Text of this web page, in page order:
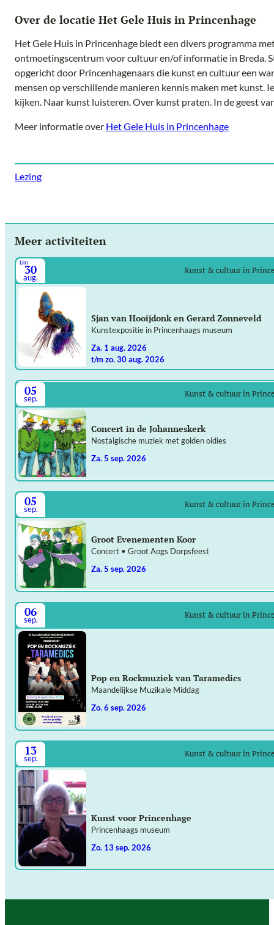
Over de locatie Het Gele Huis in Princenhage
Het Gele Huis in Princenhage biedt een divers programma
ontmoetingscentrum voor cultuur en/of informatie in Breda.
opgericht door Princenhagenaars die kunst en cultuur een
mensen op verschillende manieren kennis maken met kunst.
kijken. Naar kunst luisteren. Over kunst praten. In de geest
Meer informatie over Het Gele Huis in Princenhage
Lezing
Meer activiteiten
t/m
30
aug.
Kunst & cultuur in
Sjan van Hooijdonk en Gerard Zonneveld
Kunstexpositie in Princenhaags museum
za. 1 aug. 2026
t/m zo. 30 aug. 2026
05
sep. Kunst & cultuur in
Concert in de Johanneskerk
Nostalgische muziek met golden oldies
za. 5 sep. 2026
05
sep. Kunst & cultuur in
Groot Evenementen Koor
Concert • Groot Aogs Dorpsfeest
za. 5 sep. 2026
06
sep. Kunst & cultuur in
Pop en Rockmuziek van Taramedics
Maandelijkse Muzikale Middag
zo. 6 sep. 2026
13
sep. Kunst & cultuur in
Kunst voor Princenhage
Princenhaags museum
zo. 13 sep. 2026